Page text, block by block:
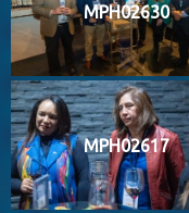
MPH02630
MPH02617